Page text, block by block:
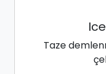
Taze